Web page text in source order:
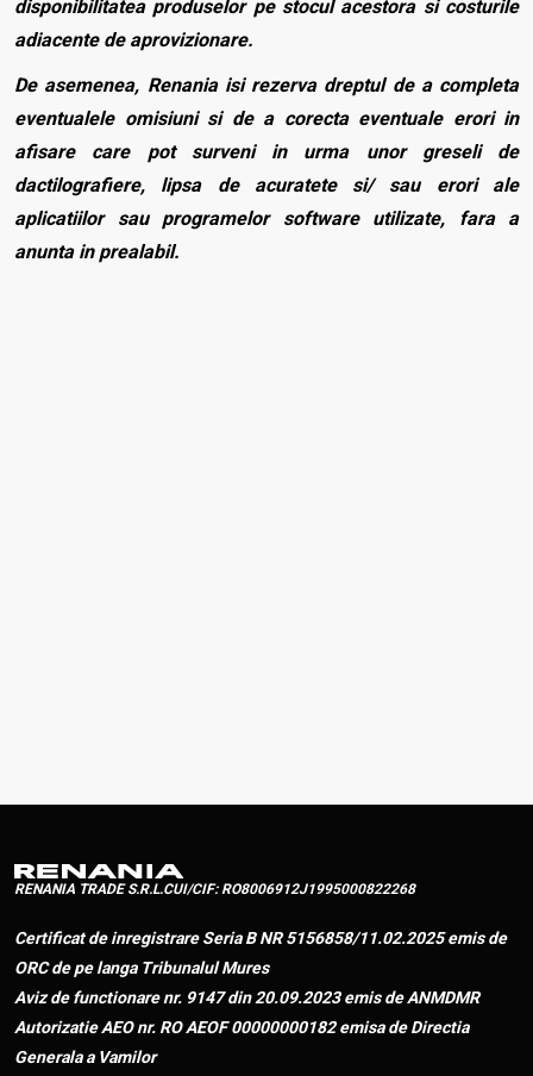
disponibilitatea produselor pe stocul acestora si costurile
adiacente de aprovizionare.
De asemenea, Renania isi rezerva dreptul de a completa
eventualele omisiuni si de a corecta eventuale erori in
afisare care pot surveni in urma unor greseli de
dactilografiere, lipsa de acuratete si/ sau erori ale
aplicatiilor sau programelor software utilizate, fara a
anunta in prealabil.
RENANIA TRADE S.R.L.CUI/CIF: RO8006912J1995000822268
Certificat de inregistrare Seria B NR 5156858/11.02.2025 emis de
ORC de pe langa Tribunalul Mures
Aviz de functionare nr. 9147 din 20.09.2023 emis de ANMDMR
Autorizatie AEO nr. RO AEOF 00000000182 emisa de Directia
Generala a Vamilor